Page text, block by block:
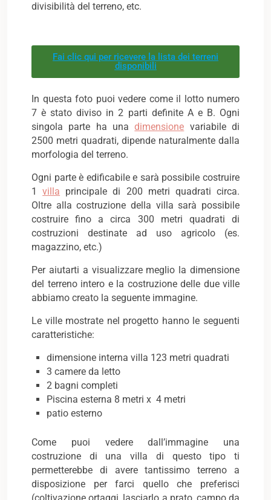
divisibilità del terreno, etc.
Fai clic qui per ricevere la lista dei terreni
disponibili
In questa foto puoi vedere come il lotto numero
7 è stato diviso in 2 parti definite A e B. Ogni
singola parte ha unadimensione variabile di
2500 metri quadrati, dipende naturalmente dalla
morfologia del terreno.
Ogni parte è edificabile e sarà possibile costruire
1villa principale di 200 metri quadrati circa.
Oltre alla costruzione della villa sarà possibile
costruire fino a circa 300 metri quadrati di
costruzioni destinate ad uso agricolo (es.
magazzino, etc.)
Per aiutarti a visualizzare meglio la dimensione
del terreno intero e la costruzione delle due ville
abbiamo creato la seguente immagine.
Le ville mostrate nel progetto hanno le seguenti
caratteristiche:
dimensione interna villa 123 metri quadrati
3 camere da letto
2 bagni completi
Piscina esterna 8 metri x 4 metri
patio esterno
Come puoi vedere dall’immagine una
costruzione di una villa di questo tipo ti
permetterebbe di avere tantissimo terreno a
disposizione per farci quello che preferisci